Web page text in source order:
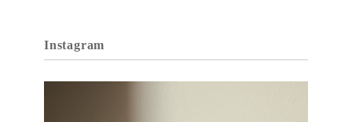
Instagram